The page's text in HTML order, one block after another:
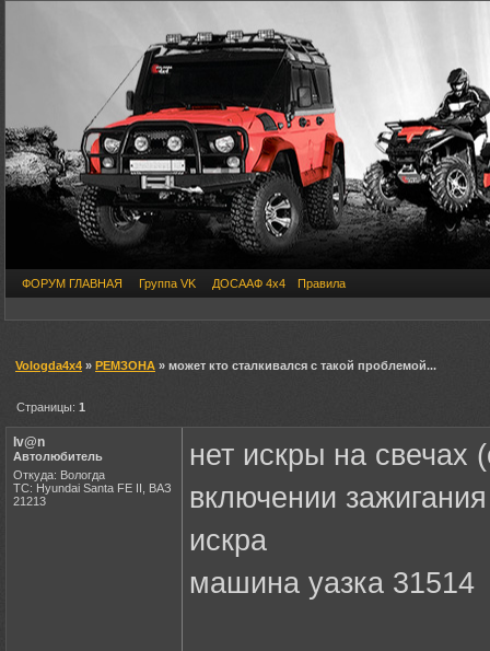
ФОРУМ ГЛАВНАЯ Группа VK ДОСААФ 4х4 Правила
Vologda4x4 » РЕМЗОНА » может кто сталкивался с такой проблемой...
Страницы:1
Iv@n
Автолюбитель
Откуда: Вологда
ТС: Hyundai Santa FE II, ВАЗ
21213
нет искры на свечах
включении
искра
машина уазка 31514